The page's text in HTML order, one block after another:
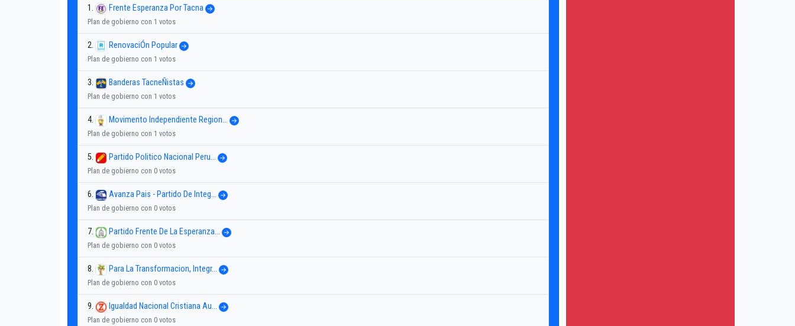
1. Frente Esperanza Por Tacna
Plan de gobierno con 1 votos
2. RenovaciÓn Popular
Plan de gobierno con 1 votos
3. Banderas TacneÑistas
Plan de gobierno con 1 votos
4. Movimento Independiente Region...
Plan de gobierno con 1 votos
5. Partido Politico Nacional Peru...
Plan de gobierno con 0 votos
6. Avanza Pais - Partido De Integ...
Plan de gobierno con 0 votos
7. Partido Frente De La Esperanza...
Plan de gobierno con 0 votos
8. Para La Transformacion, Integr...
Plan de gobierno con 0 votos
9. Igualdad Nacional Cristiana Au...
Plan de gobierno con 0 votos